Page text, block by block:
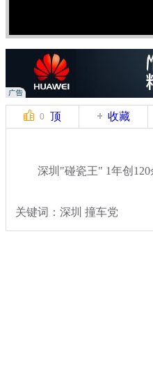
0 顶 收藏
深圳"碰瓷王" 1年创120
关键词：深圳 撞车党